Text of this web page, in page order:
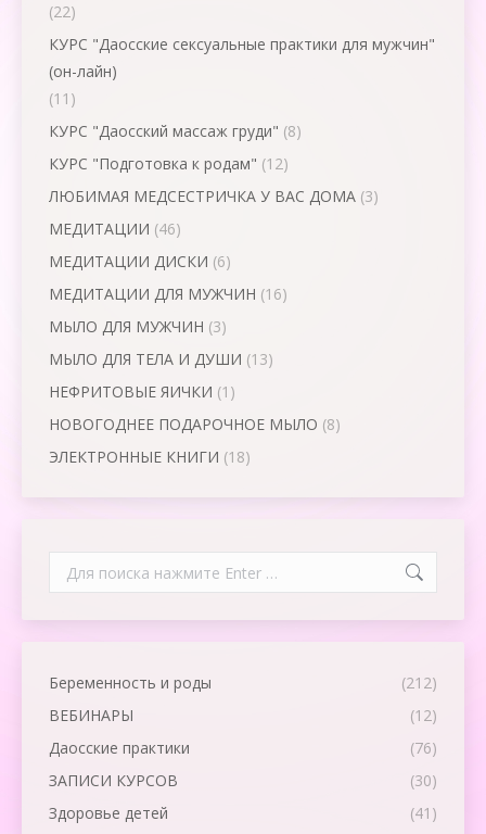
(22)
КУРС "Даосские сексуальные практики для мужчин"
(он-лайн)
(11)
КУРС "Даосский массаж груди" (8)
КУРС "Подготовка к родам" (12)
ЛЮБИМАЯ МЕДСЕСТРИЧКА У ВАС ДОМА (3)
МЕДИТАЦИИ (46)
МЕДИТАЦИИ ДИСКИ (6)
МЕДИТАЦИИ ДЛЯ МУЖЧИН (16)
МЫЛО ДЛЯ МУЖЧИН (3)
МЫЛО ДЛЯ ТЕЛА И ДУШИ (13)
НЕФРИТОВЫЕ ЯИЧКИ (1)
НОВОГОДНЕЕ ПОДАРОЧНОЕ МЫЛО (8)
ЭЛЕКТРОННЫЕ КНИГИ (18)
Search:
Беременность и роды
(212)
ВЕБИНАРЫ
(12)
Даосские практики
(76)
ЗАПИСИ КУРСОВ
(30)
Здоровье детей
(41)